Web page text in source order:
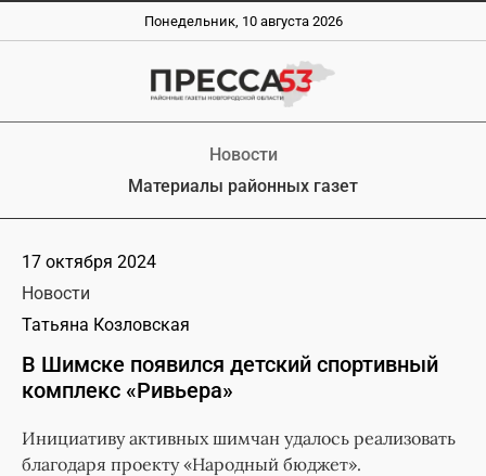
Понедельник, 10 августа 2026
Новости
Материалы районных газет
17 октября 2024
Новости
Татьяна Козловская
В Шимске появился детский спортивный
комплекс «Ривьера»
Инициативу активных шимчан удалось реализовать
благодаря проекту «Народный бюджет».